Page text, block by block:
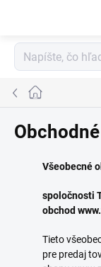
Domov
Všeobecné
spoločnosti
obchod
Tieto
pre predaj